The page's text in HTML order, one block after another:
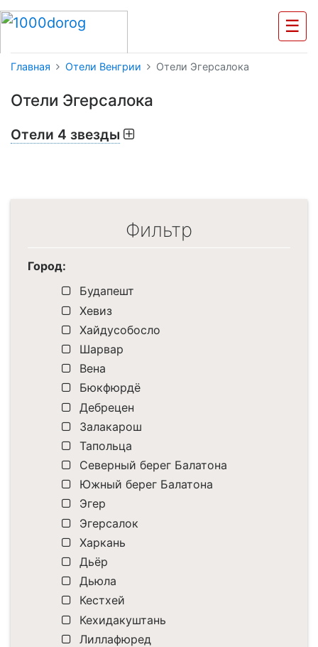
☰
Главная Отели Венгрии Отели Эгерсалока
Отели Эгерсалока
Отели 4 звезды
Фильтр
Город:
Будапешт
Хевиз
Хайдусобосло
Шарвар
Вена
Бюкфюрдё
Дебрецен
Залакарош
Тапольца
Северный берег Балатона
Южный берег Балатона
Эгер
Эгерсалок
Харкань
Дьёр
Дьюла
Кестхей
Кехидакуштань
Лиллафюред